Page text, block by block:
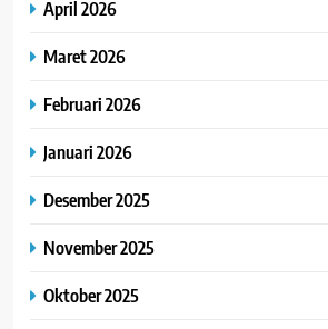
April 2026
Maret 2026
Februari 2026
Januari 2026
Desember 2025
November 2025
Oktober 2025